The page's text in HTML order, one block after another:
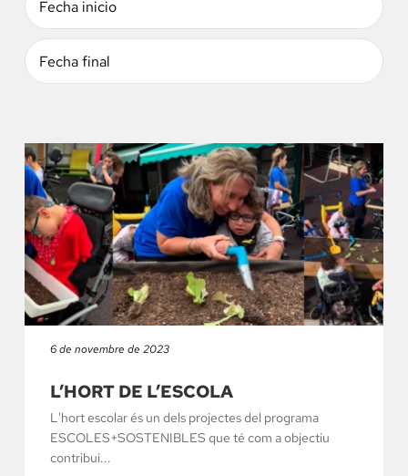
6 de novembre de 2023
L’HORT DE L’ESCOLA
L'hort escolar és un dels projectes del programa
ESCOLES+SOSTENIBLES que té com a objectiu
contribui...